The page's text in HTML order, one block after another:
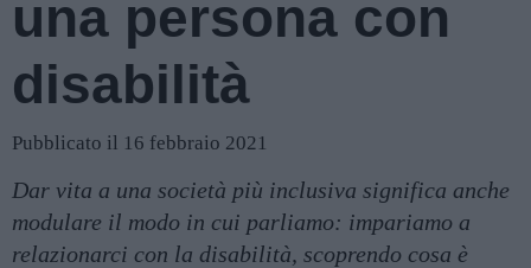
una persona con
disabilità
Pubblicato il 16 febbraio 2021
Dar vita a una società più inclusiva significa anche
modulare il modo in cui parliamo: impariamo a
relazionarci con la disabilità, scoprendo cosa è